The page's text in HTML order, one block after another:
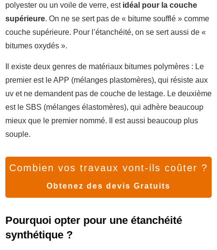
polyester ou un voile de verre, est idéal pour la couche
supérieure. On ne se sert pas de « bitume soufflé » comme
couche supérieure. Pour l’étanchéité, on se sert aussi de «
bitumes oxydés ».
Il existe deux genres de matériaux bitumes polymères : Le
premier est le APP (mélanges plastomères), qui résiste aux
uv et ne demandent pas de couche de lestage. Le deuxième
est le SBS (mélanges élastomères), qui adhère beaucoup
mieux que le premier nommé. Il est aussi beaucoup plus
souple.
Combien vos travaux vont-ils coûter ?
Obtenez des devis Gratuits
Pourquoi opter pour une étanchéité
synthétique ?